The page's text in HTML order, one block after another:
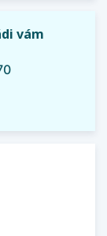
vám